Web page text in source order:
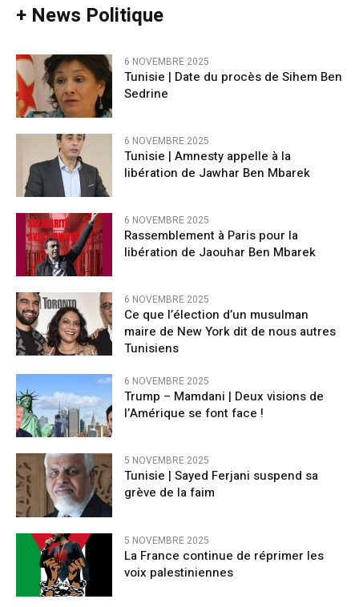
+ News Politique
6 NOVEMBRE 2025
Tunisie | Date du procès de Sihem Ben
Sedrine
6 NOVEMBRE 2025
Tunisie | Amnesty appelle à la
libération de Jawhar Ben Mbarek
6 NOVEMBRE 2025
Rassemblement à Paris pour la
libération de Jaouhar Ben Mbarek
6 NOVEMBRE 2025
Ce que l’élection d’un musulman
maire de New York dit de nous autres
Tunisiens
6 NOVEMBRE 2025
Trump – Mamdani | Deux visions de
l’Amérique se font face !
5 NOVEMBRE 2025
Tunisie | Sayed Ferjani suspend sa
grève de la faim
5 NOVEMBRE 2025
La France continue de réprimer les
voix palestiniennes